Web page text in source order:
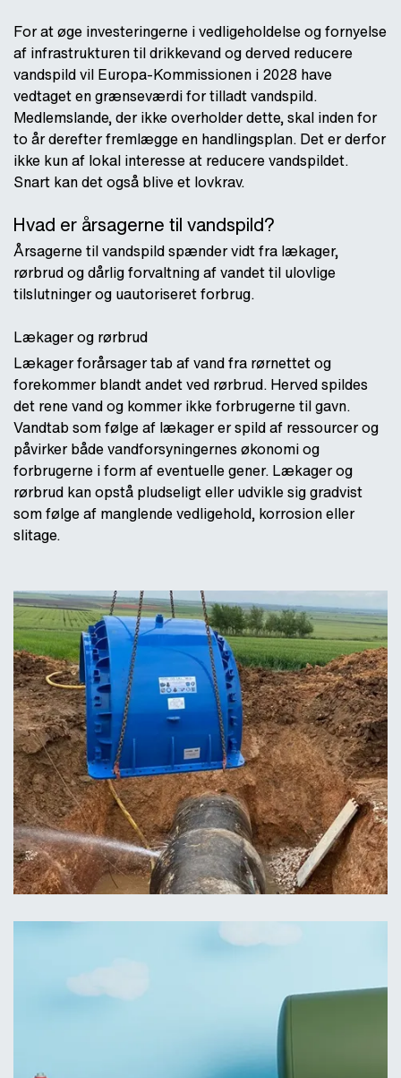
For at øge investeringerne i vedligeholdelse og fornyelse
af infrastrukturen til drikkevand og derved reducere
vandspild vil Europa-Kommissionen i 2028 have
vedtaget en grænseværdi for tilladt vandspild.
Medlemslande, der ikke overholder dette, skal inden for
to år derefter fremlægge en handlingsplan. Det er derfor
ikke kun af lokal interesse at reducere vandspildet.
Snart kan det også blive et lovkrav.
Hvad er årsagerne til vandspild?
Årsagerne til vandspild spænder vidt fra lækager,
rørbrud og dårlig forvaltning af vandet til ulovlige
tilslutninger og uautoriseret forbrug.
Lækager og rørbrud
Lækager forårsager tab af vand fra rørnettet og
forekommer blandt andet ved rørbrud. Herved spildes
det rene vand og kommer ikke forbrugerne til gavn.
Vandtab som følge af lækager er spild af ressourcer og
påvirker både vandforsyningernes økonomi og
forbrugerne i form af eventuelle gener. Lækager og
rørbrud kan opstå pludseligt eller udvikle sig gradvist
som følge af manglende vedligehold, korrosion eller
slitage.